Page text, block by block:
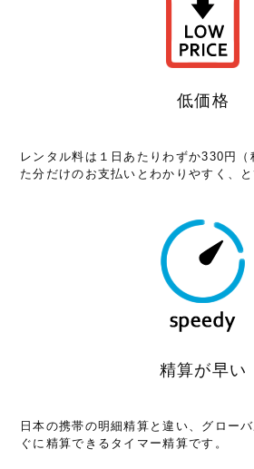
低価格
レンタル料は１日あたりわずか330円（
た分だけのお支払いとわかりやすく、
精算が早い
日本の携帯の明細精算と違い、グロー
ぐに精算できるタイマー精算です。